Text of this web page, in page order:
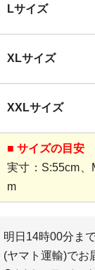
Lサイズ
XLサイズ
XXLサイズ
■ サイズの目安
実寸：S:55cm、
m
明日 14時00分 ま
(ヤマト運輸)でお